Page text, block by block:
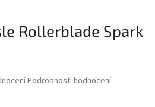
Rollerblade Spark
Podrobnosti hodnocení